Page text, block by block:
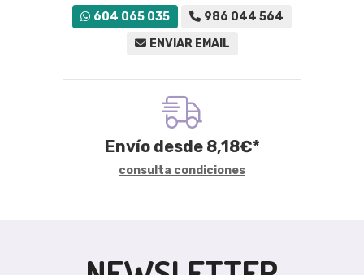
604 065 035
986 044 564
ENVIAR EMAIL
Envío desde 8,18€*
consulta condiciones